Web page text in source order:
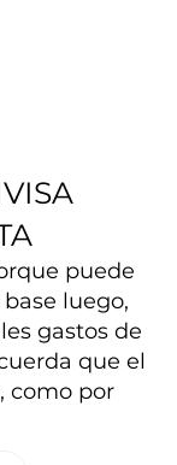
puede
luego,
gastos de
que el
como por